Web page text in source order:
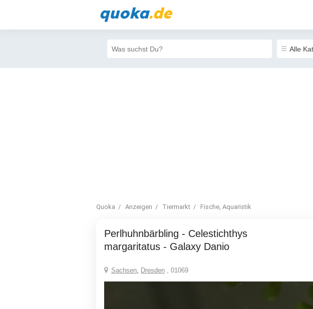
quoka.de
Quoka Anzeigen Tiermarkt Fische, Aquaristik
Perlhuhnbärbling - Celestichthys
margaritatus - Galaxy Danio
Sachsen, Dresden , 01069